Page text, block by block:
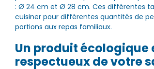
: Ø 24 cm et Ø 28 cm. Ces différentes
cuisiner pour différentes quantités de
portions aux repas familiaux.
Un produit écologique
respectueux de votre